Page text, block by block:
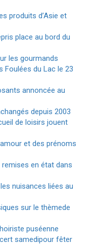
produits d’Asie et
place au bord du
les gourmands
Foulées du Lac le 23
annoncée au
depuis 2003
de loisirs jouent
et des prénoms
en état dans
nuisances liées au
sur le thèmede
puséenne
samedipour fêter